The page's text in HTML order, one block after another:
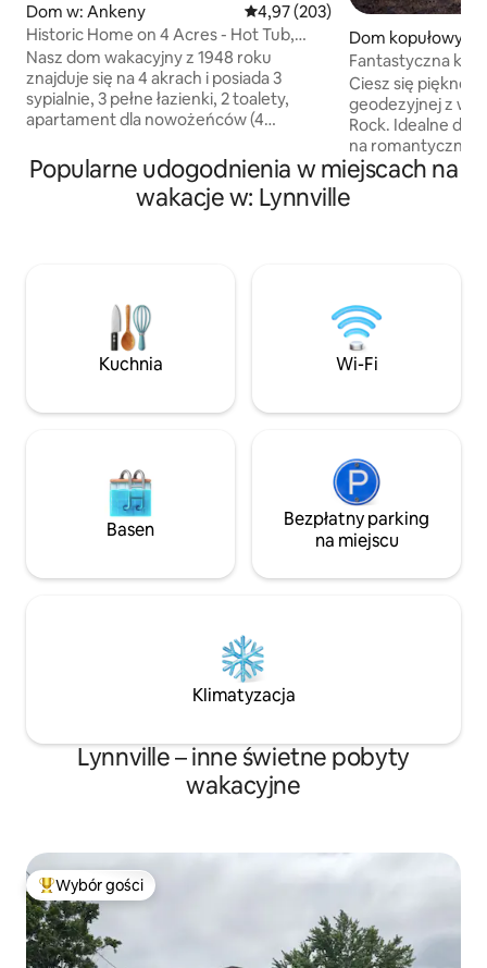
Dom w: Ankeny Średnia ocena: 4,97 na 5, liczba
4,97 (203)
Historic Home on 4 Acres - Hot Tub,
Pool, Tiki Bar
Nasz dom wakacyjny z 1948 roku
znajduje się na 4 akrach i posiada 3
sypialnie, 3 pełne łazienki, 2 toalety,
apartament dla nowożeńców (4
gier, bar Tiki i pokój zabaw dla dzieci. Na
zewnątrz mamy basen (gwarantowany
otwarty 26.05 - 05.09) i wannę
opłatą dozwolone są maksymalnie 2 psy.
***Wydarzenia/sesje zdjęciowe są
dozwolone tylko za pisemną zgodą
i wiążą się z dodatkową opłatą. Nie
Dom kopułowy
Fantastyczna
jeziorem Red
Ciesz się
geodezyjnej z
Rock. Idealne dla
na romantyczne
urodziny, a nawet
wypoczynek
z zapierającymi
Panele
zapewniają
ładowania
urządzeń – dzięki
w kontakcie z
Popularne udogodnienia w miejscach na
wakacje w: Lynnville
Kuchnia Wi-Fi
Basen
Bezpłatny parking
na miejscu
Klimatyzacja
Lynnville – inne świetne pobyty
wakacyjne
Najpopularniejsze z kategorii Wybór gości
Wybór gości